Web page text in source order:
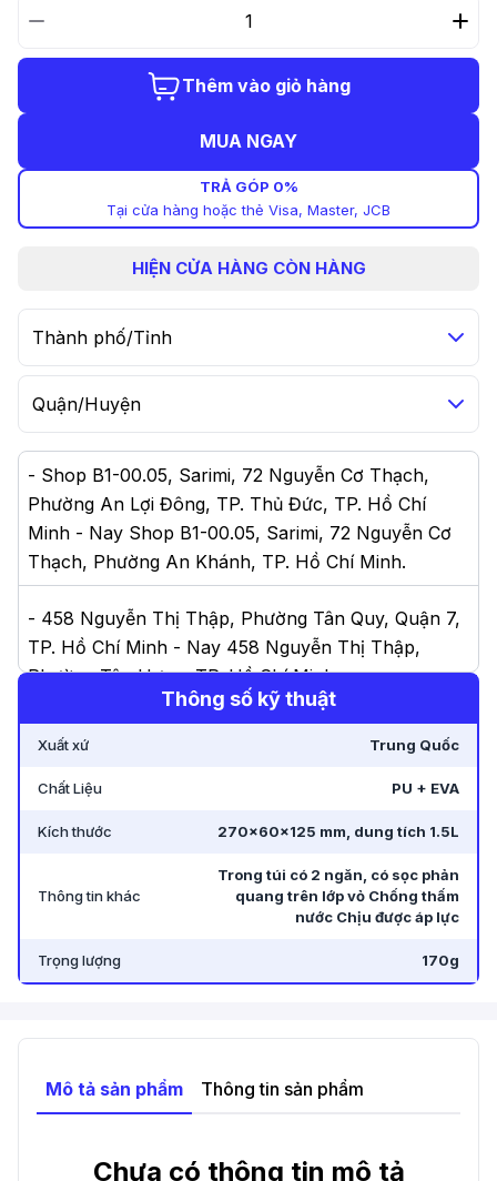
Thêm vào giỏ hàng
MUA NGAY
TRẢ GÓP 0%
Tại cửa hàng hoặc thẻ Visa, Master, JCB
HIỆN CỬA HÀNG CÒN HÀNG
Thành phố/Tỉnh
Quận/Huyện
- Shop B1-00.05, Sarimi, 72 Nguyễn Cơ Thạch,
Phường An Lợi Đông, TP. Thủ Đức, TP. Hồ Chí
Minh - Nay Shop B1-00.05, Sarimi, 72 Nguyễn Cơ
Thạch, Phường An Khánh, TP. Hồ Chí Minh.
- 458 Nguyễn Thị Thập, Phường Tân Quy, Quận 7,
TP. Hồ Chí Minh - Nay 458 Nguyễn Thị Thập,
Phường Tân Hưng, TP. Hồ Chí Minh.
Thông số kỹ thuật
Xuất xứ Trung Quốc
Chất Liệu PU + EVA
Kích thước 270x60x125 mm, dung tích 1.5L
Thông tin khác
Trong túi có 2 ngăn, có sọc phản
quang trên lớp vỏ Chống thấm
nước Chịu được áp lực
Trọng lượng 170g
Mô tả sản phẩm Thông tin sản phẩm
Chưa có thông tin mô tả